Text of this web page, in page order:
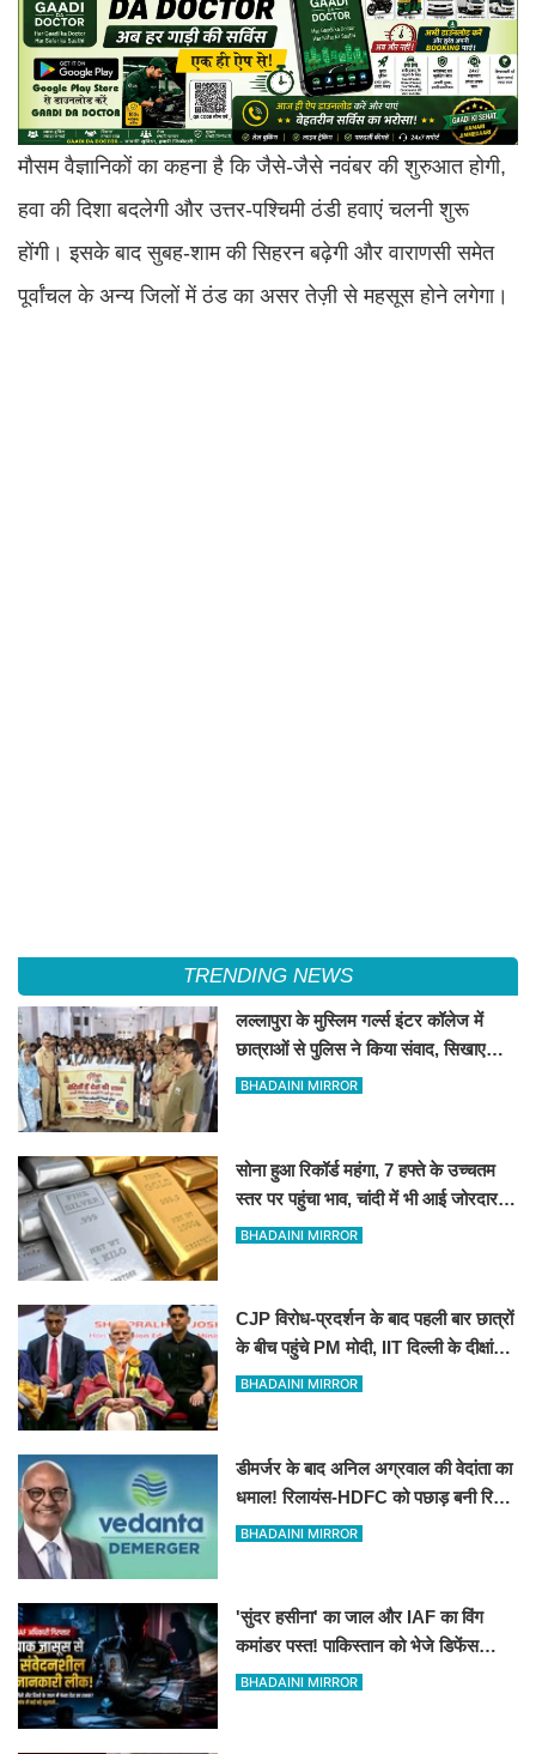
मौसम वैज्ञानिकों का कहना है कि जैसे-जैसे नवंबर की शुरुआत होगी,
हवा की दिशा बदलेगी और उत्तर-पश्चिमी ठंडी हवाएं चलनी शुरू
होंगी। इसके बाद सुबह-शाम की सिहरन बढ़ेगी और वाराणसी समेत
पूर्वांचल के अन्य जिलों में ठंड का असर तेज़ी से महसूस होने लगेगा।
TRENDING NEWS
लल्लापुरा के मुस्लिम गर्ल्स इंटर कॉलेज में
छात्राओं से पुलिस ने किया संवाद, सिखाए
आत्मरक्षा के उपाय
BHADAINI MIRROR
सोना हुआ रिकॉर्ड महंगा, 7 हफ्ते के उच्चतम
स्तर पर पहुंचा भाव, चांदी में भी आई जोरदार
तेजी!
BHADAINI MIRROR
CJP विरोध-प्रदर्शन के बाद पहली बार छात्रों
के बीच पहुंचे PM मोदी, IIT दिल्ली के दीक्षांत
समारोह में दिया सफलता का ‘गुरुमंत्र’
BHADAINI MIRROR
डीमर्जर के बाद अनिल अग्रवाल की वेदांता का
धमाल! रिलायंस-HDFC को पछाड़ बनी रिटेल
निवेशकों की पहली पसंद
BHADAINI MIRROR
'सुंदर हसीना' का जाल और IAF का विंग
कमांडर पस्त! पाकिस्तान को भेजे डिफेंस
सीक्रेट्स, दिल्ली पुलिस ने दबोचा
BHADAINI MIRROR